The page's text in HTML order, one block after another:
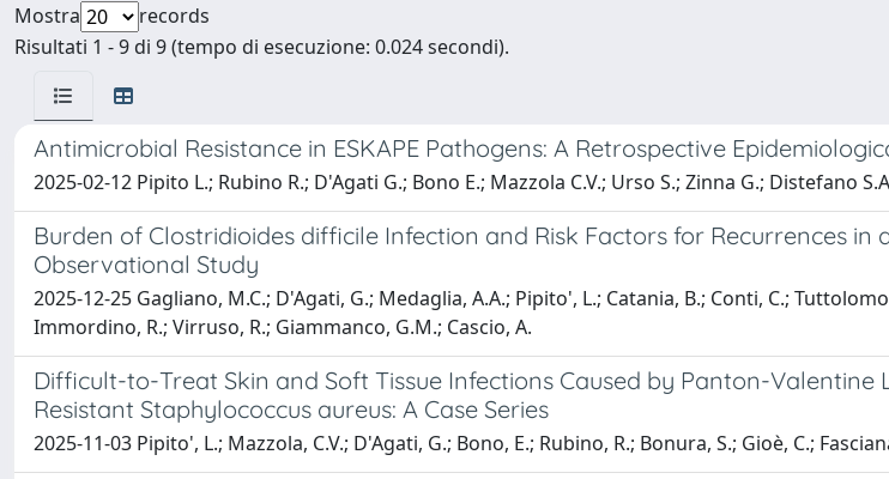
Mostra
records
Risultati 1 - 9 di 9 (tempo di esecuzione: 0.024 secondi).
Antimicrobial Resistance in ESKAPE Pathogens: A Retrospective
2025-02-12 Pipito L.; Rubino R.; D'Agati G.; Bono E.; Mazzola C.V.; Urso S.; Zinna G.; Distefano
Burden of Clostridioides difficile Infection and Risk Factors for Recurrences
Observational Study
2025-12-25 Gagliano, M.C.; D'Agati, G.; Medaglia, A.A.; Pipito', L.; Catania, B.; Conti, C.;
Immordino, R.; Virruso, R.; Giammanco, G.M.; Cascio, A.
Difficult-to-Treat Skin and Soft Tissue Infections Caused by Panton-
Resistant Staphylococcus aureus: A Case Series
2025-11-03 Pipito', L.; Mazzola, C.V.; D'Agati, G.; Bono, E.; Rubino, R.; Bonura, S.; Gioè, C.;